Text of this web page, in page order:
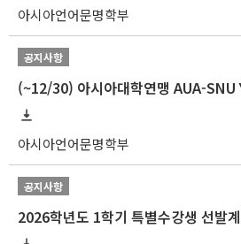
아시아언어문명학부
공지사항
아시아언어문명학부
공지사항
2026학년도 1학기 특별수강생 선발